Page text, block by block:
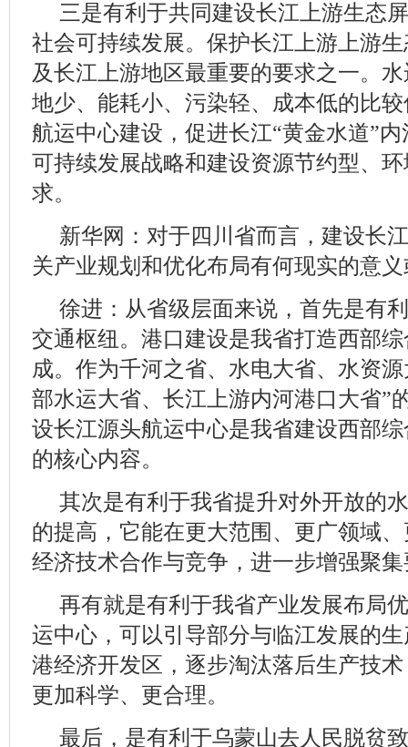
三是有利于共同建设长江上游生态
社会可持续发展。保护长江上游上游
及长江上游地区最重要的要求之一。
地少、能耗小、污染轻、成本低的比
航运中心建设，促进长江“黄金水道”
可持续发展战略和建设资源节约型、
求。
新华网：对于四川省而言，建设长
关产业规划和优化布局有何现实的意
徐进：从省级层面来说，首先是有
交通枢纽。港口建设是我省打造西部
成。作为千河之省、水电大省、水资
部水运大省、长江上游内河港口大省”
设长江源头航运中心是我省建设西部
的核心内容。
其次是有利于我省提升对外开放的
的提高，它能在更大范围、更广领域
经济技术合作与竞争，进一步增强聚
再有就是有利于我省产业发展布局
运中心，可以引导部分与临江发展的
港经济开发区，逐步淘汰落后生产技
更加科学、更合理。
最后，是有利于乌蒙山去人民脱贫